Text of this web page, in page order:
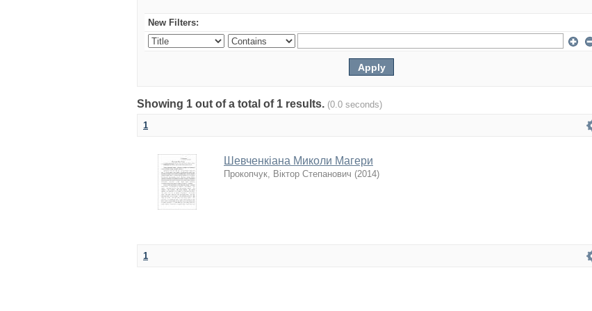
New Filters:
Showing 1 out of a total of 1 results. (0.0 seconds)
1
Шевченкіана Миколи Магери
Прокопчук, Віктор Степанович (2014)
1